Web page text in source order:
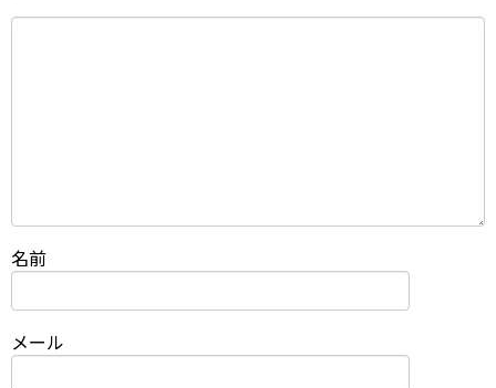
名前
メール